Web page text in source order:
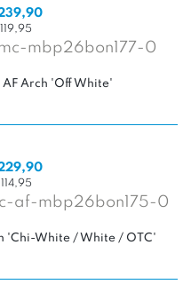
AF Arch 'Off White'
'Chi-White / White / OTC'